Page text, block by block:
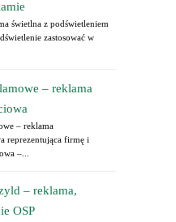
świetlna z podświetleniem
zastosować w
– reklama
– reklama
reprezentująca firmę i
–...
– reklama,
OSP